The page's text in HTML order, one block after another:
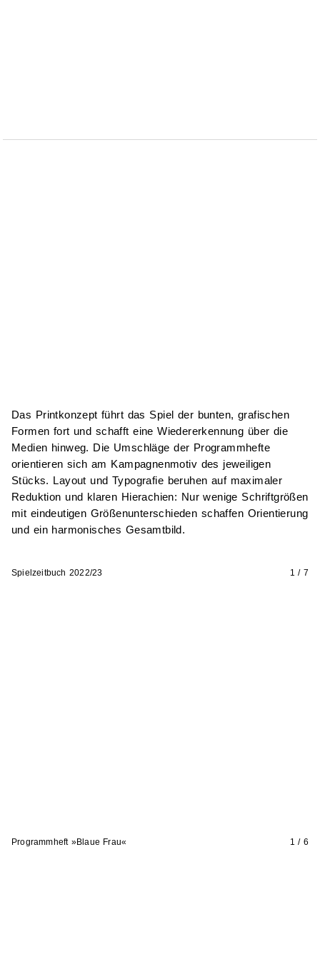
Das Printkonzept führt das Spiel der bunten, grafischen
Formen fort und schafft eine Wiedererkennung über die
Medien hinweg. Die Umschläge der Programmhefte
orientieren sich am Kampagnenmotiv des jeweiligen
Stücks. Layout und Typografie beruhen auf maximaler
Reduktion und klaren Hierachien: Nur wenige Schriftgrößen
mit eindeutigen Größenunterschieden schaffen Orientierung
und ein harmonisches Gesamtbild.
Spielzeitbuch 2022/23 1 / 7
Programmheft »Blaue Frau« 1 / 6